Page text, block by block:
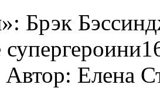
Брэк
Автор: Елена